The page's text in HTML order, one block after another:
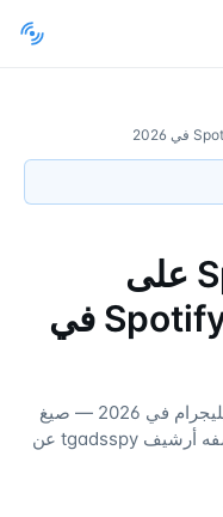
ملف إعلانات Spotify على
تيليجرام: كيف تعلن Spotify في
كيف تدير Spotify حملات مموّلة على تيليجرام في 2026 — صيغ
الإبداع، والاستراتيجية الإقليمية، وما يكشفه أرشيف tgadsspy عن